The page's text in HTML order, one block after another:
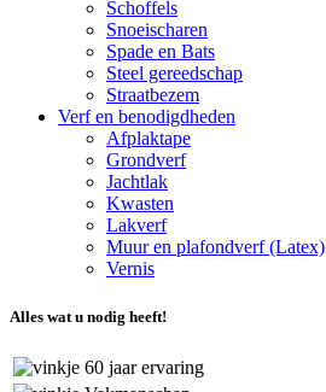
Schoffels
Snoeischaren
Spade en Bats
Steel gereedschap
Straatbezem
Verf en benodigdheden
Afplaktape
Grondverf
Jachtlak
Kwasten
Lakverf
Muur en plafondverf (Latex)
Vernis
Alles wat u nodig heeft!
60 jaar ervaring